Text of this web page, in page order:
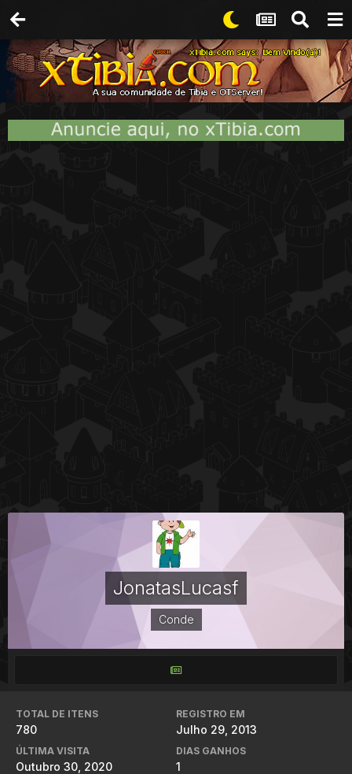
JonatasLucasf
Conde
TOTAL DE ITENS
780
REGISTRO EM
Julho 29, 2013
ÚLTIMA VISITA
Outubro 30, 2020
DIAS GANHOS
1